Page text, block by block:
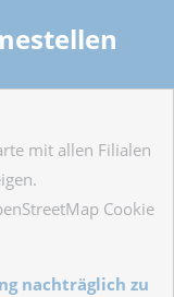
mit allen Filialen
Cookie
nachträglich zu